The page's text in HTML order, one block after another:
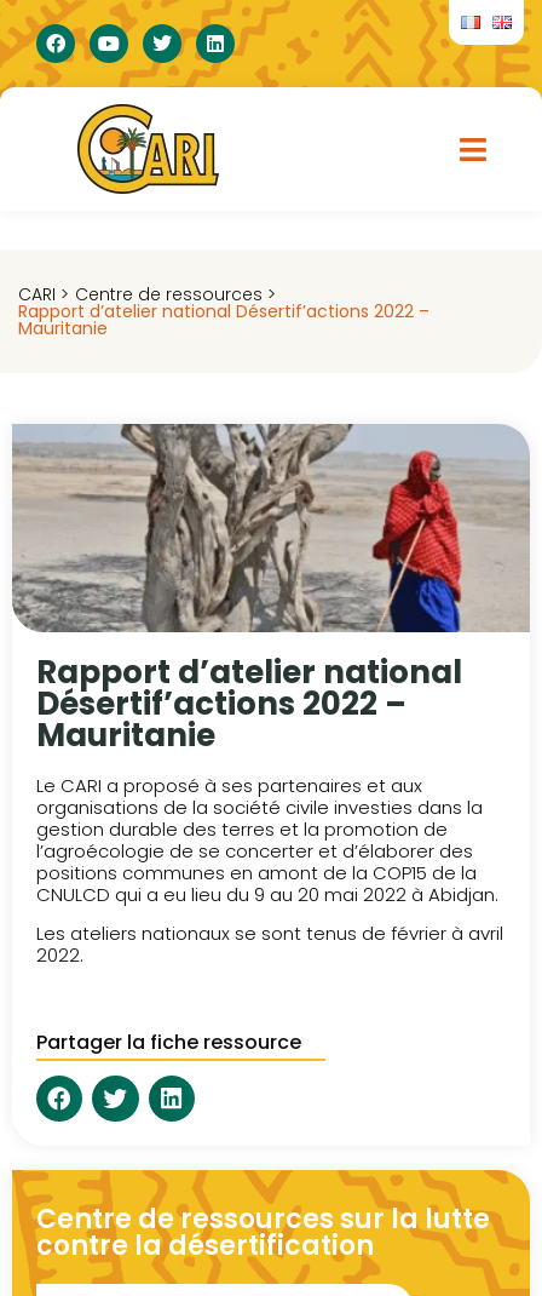
CARI > Centre de ressources >
Rapport d’atelier national Désertif’actions 2022 –
Mauritanie
Rapport d’atelier national
Désertif’actions 2022 –
Mauritanie
Le CARI a proposé à ses partenaires et aux
organisations de la société civile investies dans la
gestion durable des terres et la promotion de
l’agroécologie de se concerter et d’élaborer des
positions communes en amont de la COP15 de la
CNULCD qui a eu lieu du 9 au 20 mai 2022 à Abidjan.
Les ateliers nationaux se sont tenus de février à avril
2022.
Partager la fiche ressource
Centre de ressources sur la lutte
contre la désertification